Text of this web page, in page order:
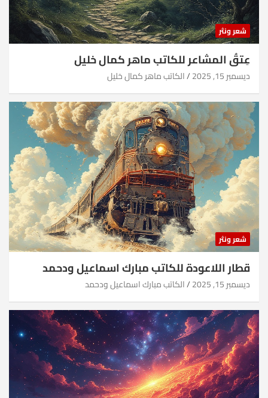
شعر ونثر
عِتقُ المشاعر للكاتب ماهر كمال خليل
ديسمبر 15, 2025 الكاتب ماهر كمال خليل
شعر ونثر
قطار اللاعودة للكاتب مبارك اسماعيل ودحمد
ديسمبر 15, 2025 الكاتب مبارك اسماعيل ودحمد